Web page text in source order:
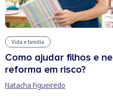
Vida e família
Como ajudar filhos e
reforma em risco?
Natacha Figueiredo